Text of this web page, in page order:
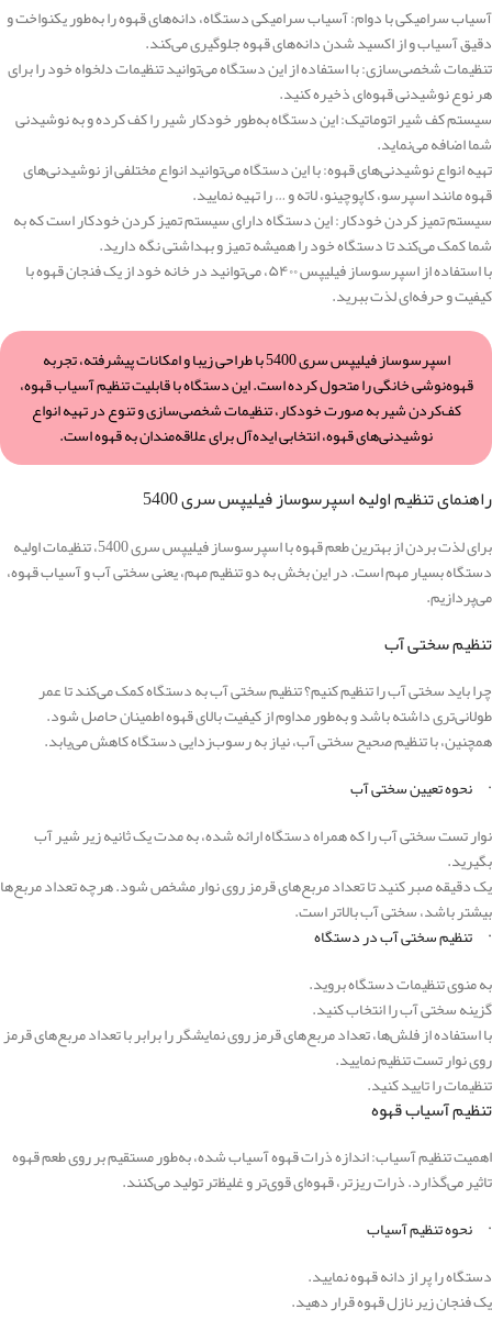
آسیاب سرامیکی با دوام: آسیاب سرامیکی دستگاه، دانه‌های قهوه را به‌طور یکنواخت و
دقیق آسیاب و از اکسید شدن دانه‌های قهوه جلوگیری می‌کند.
تنظیمات شخصی‌سازی: با استفاده از این دستگاه می‌توانید تنظیمات دلخواه خود را برای
هر نوع نوشیدنی قهوه‌ای ذخیره کنید.
سیستم کف شیر اتوماتیک: این دستگاه به‌طور خودکار شیر را کف کرده و به نوشیدنی
شما اضافه می‌نماید.
تهیه انواع نوشیدنی‌های قهوه: با این دستگاه می‌توانید انواع مختلفی از نوشیدنی‌های
قهوه مانند اسپرسو، کاپوچینو، لاته و … را تهیه نمایید.
سیستم تمیز کردن خودکار: این دستگاه دارای سیستم تمیز کردن خودکار است که به
شما کمک می‌کند تا دستگاه خود را همیشه تمیز و بهداشتی نگه دارید.
با استفاده از اسپرسوساز فیلیپس ۵۴۰۰، می‌توانید در خانه خود از یک فنجان قهوه با
کیفیت و حرفه‌ای لذت ببرید.
اسپرسوساز فیلیپس سری 5400 با طراحی زیبا و امکانات پیشرفته، تجربه
قهوه‌نوشی خانگی را متحول کرده است. این دستگاه با قابلیت تنظیم آسیاب قهوه،
کف‌کردن شیر به صورت خودکار، تنظیمات شخصی‌سازی و تنوع در تهیه انواع
نوشیدنی‌های قهوه، انتخابی ایده‌آل برای علاقه‌مندان به قهوه است.
راهنمای تنظیم اولیه اسپرسوساز فیلیپس سری 5400
برای لذت بردن از بهترین طعم قهوه با اسپرسوساز فیلیپس سری 5400، تنظیمات اولیه
دستگاه بسیار مهم است. در این بخش به دو تنظیم مهم، یعنی سختی آب و آسیاب قهوه،
می‌پردازیم.
تنظیم سختی آب
چرا باید سختی آب را تنظیم کنیم؟ تنظیم سختی آب به دستگاه کمک می‌کند تا عمر
طولانی‌تری داشته باشد و به‌طور مداوم از کیفیت بالای قهوه اطمینان حاصل شود.
همچنین، با تنظیم صحیح سختی آب، نیاز به رسوب‌زدایی دستگاه کاهش می‌یابد.
· نحوه تعیین سختی آب
نوار تست سختی آب را که همراه دستگاه ارائه شده، به مدت یک ثانیه زیر شیر آب
بگیرید.
یک دقیقه صبر کنید تا تعداد مربع‌های قرمز روی نوار مشخص شود. هرچه تعداد مربع‌ها
بیشتر باشد، سختی آب بالاتر است.
· تنظیم سختی آب در دستگاه
به منوی تنظیمات دستگاه بروید.
گزینه سختی آب را انتخاب کنید.
با استفاده از فلش‌ها، تعداد مربع‌های قرمز روی نمایشگر را برابر با تعداد مربع‌های قرمز
روی نوار تست تنظیم نمایید.
تنظیمات را تایید کنید.
تنظیم آسیاب قهوه
اهمیت تنظیم آسیاب: اندازه ذرات قهوه آسیاب شده، به‌طور مستقیم بر روی طعم قهوه
تاثیر می‌گذارد. ذرات ریزتر، قهوه‌ای قوی‌تر و غلیظ‌تر تولید می‌کنند.
· نحوه تنظیم آسیاب
دستگاه را پر از دانه قهوه نمایید.
یک فنجان زیر نازل قهوه قرار دهید.